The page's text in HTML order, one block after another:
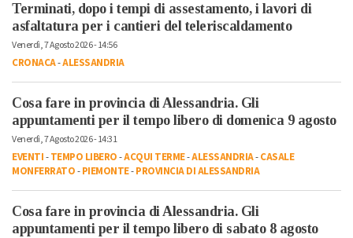
Terminati, dopo i tempi di assestamento, i lavori di
asfaltatura per i cantieri del teleriscaldamento
Venerdì, 7 Agosto 2026 - 14:56
CRONACA-ALESSANDRIA
Cosa fare in provincia di Alessandria. Gli
appuntamenti per il tempo libero di domenica 9 agosto
Venerdì, 7 Agosto 2026 - 14:31
EVENTI-TEMPO LIBERO-ACQUI TERME-ALESSANDRIA-CASALE
MONFERRATO-PIEMONTE-PROVINCIA DI ALESSANDRIA
Cosa fare in provincia di Alessandria. Gli
appuntamenti per il tempo libero di sabato 8 agosto